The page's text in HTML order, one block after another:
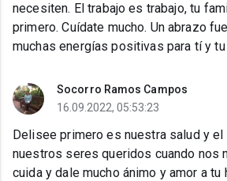
necesiten. El trabajo es trabajo, tu
primero. Cuídate mucho. Un abrazo
muchas energías positivas para tí y tu
Socorro Ramos Campos
16.09.2022, 05:53:23
Delisee primero es nuestra salud y
nuestros seres queridos cuando nos
cuida y dale mucho ánimo y amor a tu